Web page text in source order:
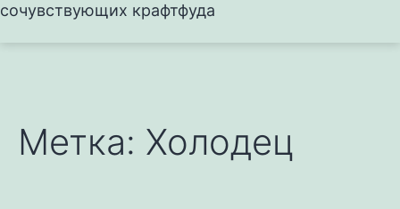
сочувствующих крафтфуда
Метка: Холодец